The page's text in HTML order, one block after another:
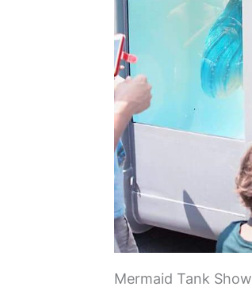
Mermaid Tank Show